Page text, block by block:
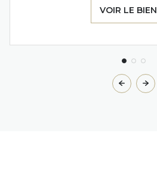
VOIR LE BIEN